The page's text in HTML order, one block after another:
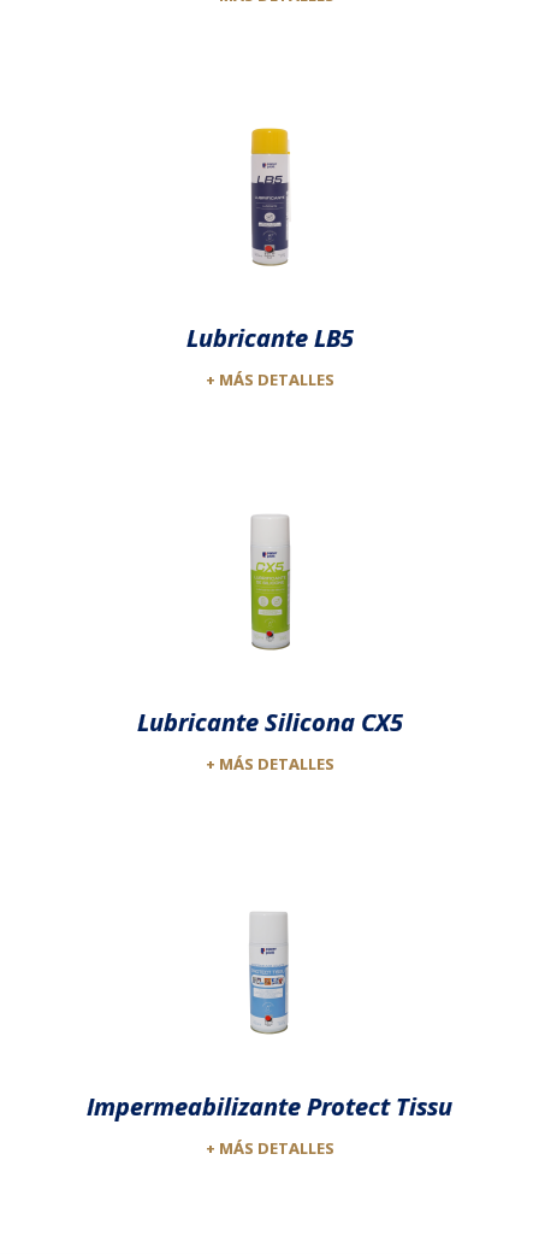
Lubricante LB5
+ MÁS DETALLES
Lubricante Silicona CX5
+ MÁS DETALLES
Impermeabilizante Protect Tissu
+ MÁS DETALLES